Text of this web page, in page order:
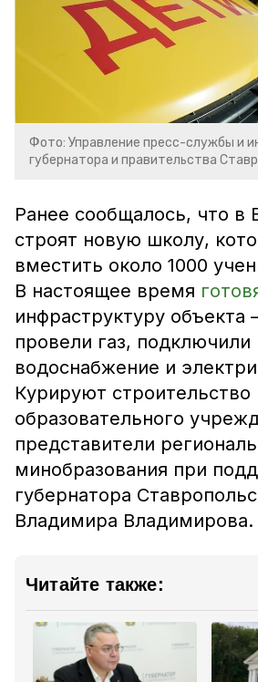
Фото: Управление пресс-службы и
губернатора и правительства
Ранее сообщалось, что в
строят новую школу,
вместить около 1000
В настоящее время
инфраструктуру
провели газ, подключили
водоснабжение и
Курируют строительство
образовательного
представители
минобразования при
губернатора
Владимира Владимирова.
Читайте также: